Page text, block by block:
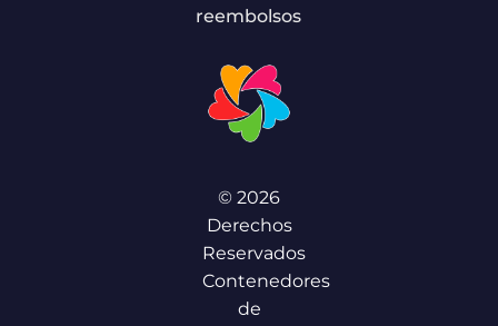
reembolsos
© 2026
Derechos
Reservados
Contenedores
de